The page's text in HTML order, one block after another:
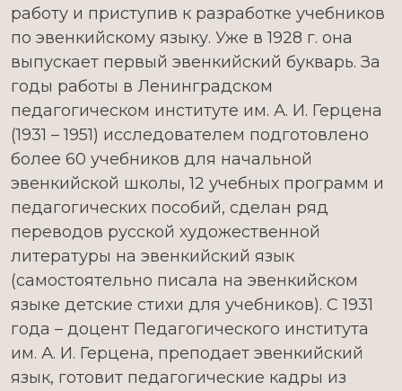
работу и приступив к разработке учебников
по эвенкийскому языку. Уже в 1928 г. она
выпускает первый эвенкийский букварь. За
годы работы в Ленинградском
педагогическом институте им. А. И. Герцена
(1931 – 1951) исследователем подготовлено
более 60 учебников для начальной
эвенкийской школы, 12 учебных программ и
педагогических пособий, сделан ряд
переводов русской художественной
литературы на эвенкийский язык
(самостоятельно писала на эвенкийском
языке детские стихи для учебников). С 1931
года – доцент Педагогического института
им. А. И. Герцена, преподает эвенкийский
язык, готовит педагогические кадры из